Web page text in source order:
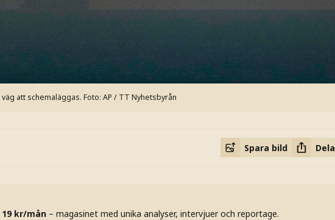
att schemaläggas. Foto: AP / TT Nyhetsbyrån
Spara bild Dela
kr/mån – magasinet med unika analyser, intervjuer och reportage.